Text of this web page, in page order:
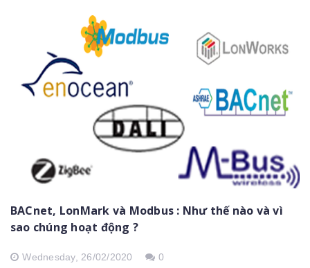
BACnet, LonMark và Modbus : Như thế nào và vì
sao chúng hoạt động ?
Wednesday, 26/02/2020 0